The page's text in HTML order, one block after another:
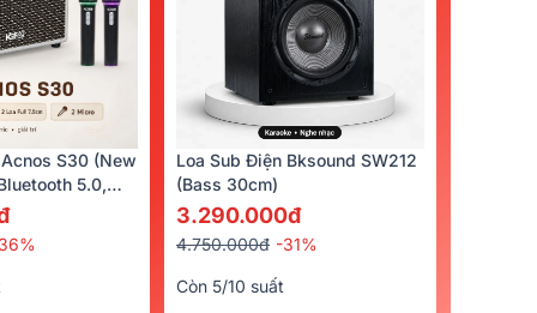
S30 (New
5.0,
Loa Sub Điện Bksound SW212
(bass 30cm)
3.290.000đ
4.750.000đ -31%
Còn 5/10 suất